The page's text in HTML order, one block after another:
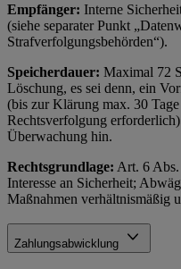
Empfänger: Interne
(siehe separater Punkt
Strafverfolgungsbehörden“).
Speicherdauer: Maximal 72
Löschung, es sei denn, ein
(bis zur Klärung max. 30
Rechtsverfolgung
Überwachung hin.
Rechtsgrundlage: Art. 6
Interesse an Sicherheit;
Maßnahmen verhältnismäßig
Zahlungsabwicklung